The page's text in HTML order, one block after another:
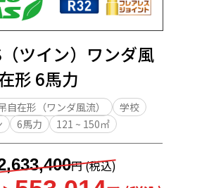
（ツイン）ワンダ風
形 6馬力
自在形（ワンダ風流）
学校
6馬力 121 ~ 150㎡
円 (税込)